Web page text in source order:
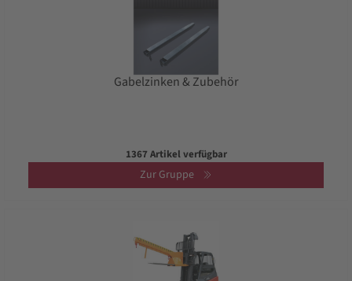
Gabelzinken & Zubehör
1367 Artikel verfügbar
Zur Gruppe